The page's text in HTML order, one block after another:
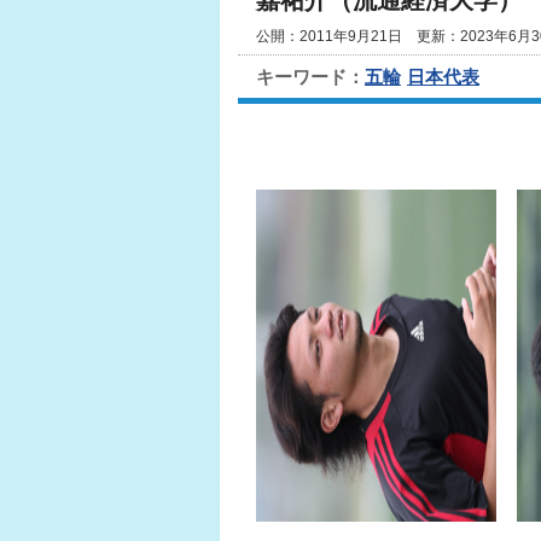
公開：2011年9月21日 更新：2023年6月
キーワード： 五輪 日本代表